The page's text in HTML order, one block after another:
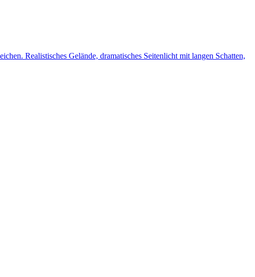
Realistisches Gelände, dramatisches Seitenlicht mit langen Schatten,